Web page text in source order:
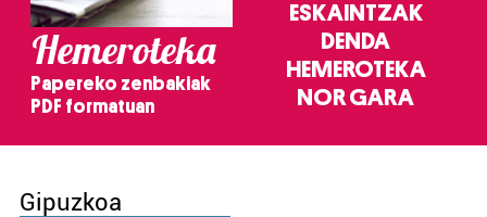
Hemeroteka
Papereko zenbakiak
PDF formatuan
ESKAINTZAK
DENDA
HEMEROTEKA
NOR GARA
Gipuzkoa